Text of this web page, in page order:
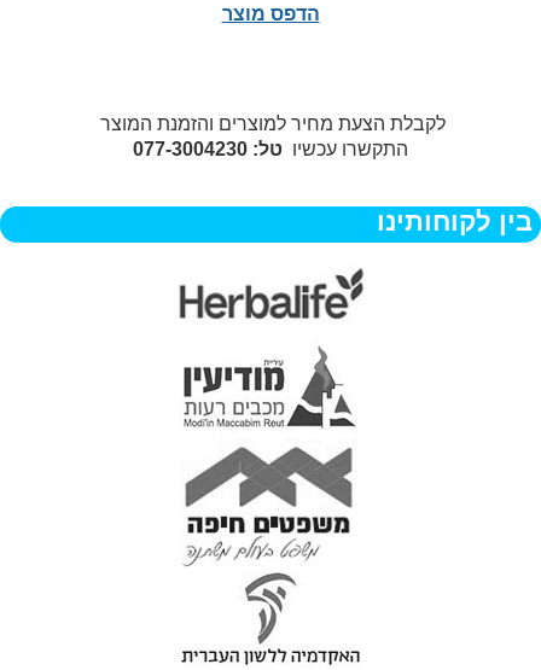
הדפס מוצר
לקבלת הצעת מחיר למוצרים והזמנת המוצר
התקשרו עכשיו טל: 077-3004230
בין לקוחותינו